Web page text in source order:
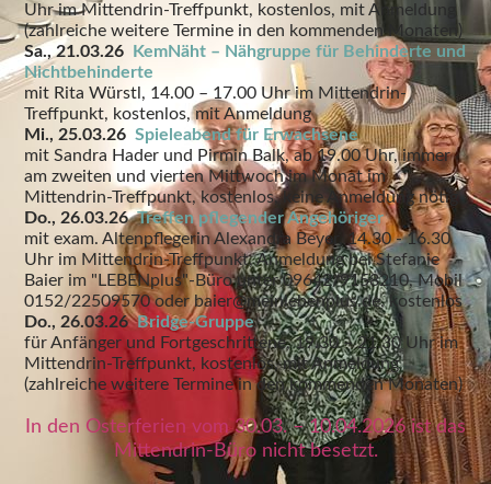
Uhr im Mittendrin-Treffpunkt, kostenlos, mit Anmeldung
(zahlreiche weitere Termine in den kommenden Monaten)
Sa., 21.03.26
KemNäht – Nähgruppe für Behinderte und
Nichtbehinderte
mit Rita Würstl, 14.00 – 17.00 Uhr im Mittendrin-
Treffpunkt, kostenlos, mit Anmeldung
Mi., 25.03.26 Spieleabend für Erwachsene
mit Sandra Hader und Pirmin Balk, ab 19.00 Uhr, immer
am zweiten und vierten Mittwoch im Monat im
Mittendrin-Treffpunkt, kostenlos, keine Anmeldung nötig
Do., 26.03.26Treffen pflegender Angehöriger
mit exam. Altenpflegerin Alexandra Beyer, 14.30 - 16.30
Uhr im Mittendrin-Treffpunkt, Anmeldung bei Stefanie
Baier im "LEBENplus"-Büro unter 09642/9158210, Mobil
0152/22509570 oder baier@meinlebenplus.de, kostenlos
Do., 26.03.26Bridge-Gruppe
für Anfänger und Fortgeschrittene, 19.30 – 21.30 Uhr im
Mittendrin-Treffpunkt, kostenlos, mit Anmeldung
(zahlreiche weitere Termine in den kommenden Monaten)
In den Osterferien vom 30.03. – 10.04.2026 ist das
Mittendrin-Büro nicht besetzt.